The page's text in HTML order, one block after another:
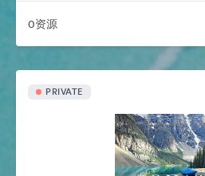
0资源
PRIVATE